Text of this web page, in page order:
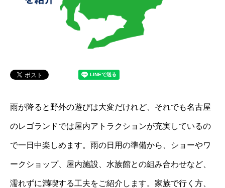
雨が降ると野外の遊びは大変だけれど、それでも名古屋
のレゴランドでは屋内アトラクションが充実しているの
で一日中楽しめます。雨の日用の準備から、ショーやワ
ークショップ、屋内施設、水族館との組み合わせなど、
濡れずに満喫する工夫をご紹介します。家族で行く方、